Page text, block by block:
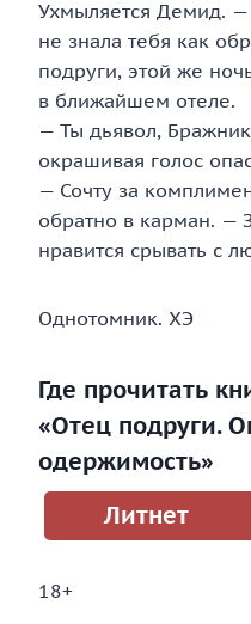
Ухмыляется Демид.
не знала тебя как
подруги, этой же
в ближайшем отеле.
— Ты дьявол,
окрашивая голос
— Сочту за
обратно в карман. —
нравится срывать с
Однотомник. ХЭ
Где прочитать
«Отец подруги.
одержимость»
Литнет
18+